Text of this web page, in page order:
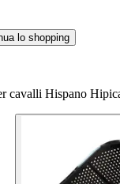
lo shopping
cavalli Hispano